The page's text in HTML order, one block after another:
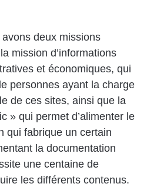
deux missions
mission d’informations
et économiques, qui
personnes ayant la charge
de ces sites, ainsi que la
» qui permet d’alimenter le
qui fabrique un certain
la documentation
une centaine de
les différents contenus.